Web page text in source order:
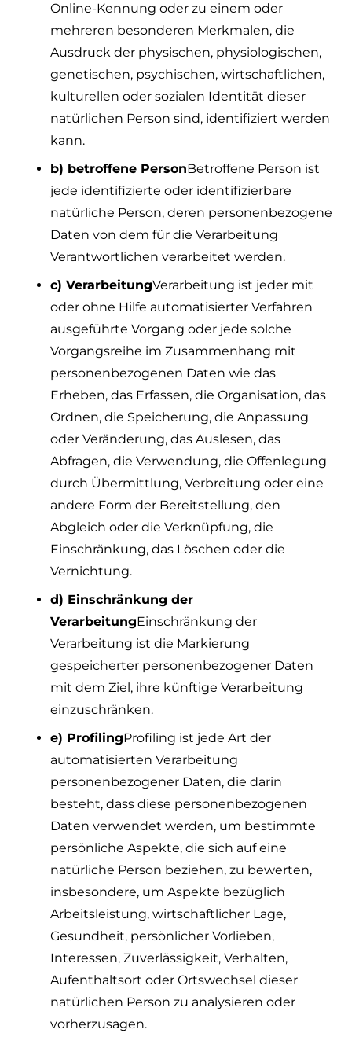
Online-Kennung oder zu einem oder
mehreren besonderen Merkmalen, die
Ausdruck der physischen, physiologischen,
genetischen, psychischen, wirtschaftlichen,
kulturellen oder sozialen Identität dieser
natürlichen Person sind, identifiziert werden
kann.
b) betroffene PersonBetroffene Person ist
jede identifizierte oder identifizierbare
natürliche Person, deren personenbezogene
Daten von dem für die Verarbeitung
Verantwortlichen verarbeitet werden.
c) VerarbeitungVerarbeitung ist jeder mit
oder ohne Hilfe automatisierter Verfahren
ausgeführte Vorgang oder jede solche
Vorgangsreihe im Zusammenhang mit
personenbezogenen Daten wie das
Erheben, das Erfassen, die Organisation, das
Ordnen, die Speicherung, die Anpassung
oder Veränderung, das Auslesen, das
Abfragen, die Verwendung, die Offenlegung
durch Übermittlung, Verbreitung oder eine
andere Form der Bereitstellung, den
Abgleich oder die Verknüpfung, die
Einschränkung, das Löschen oder die
Vernichtung.
d) Einschränkung der
VerarbeitungEinschränkung der
Verarbeitung ist die Markierung
gespeicherter personenbezogener Daten
mit dem Ziel, ihre künftige Verarbeitung
einzuschränken.
e) ProfilingProfiling ist jede Art der
automatisierten Verarbeitung
personenbezogener Daten, die darin
besteht, dass diese personenbezogenen
Daten verwendet werden, um bestimmte
persönliche Aspekte, die sich auf eine
natürliche Person beziehen, zu bewerten,
insbesondere, um Aspekte bezüglich
Arbeitsleistung, wirtschaftlicher Lage,
Gesundheit, persönlicher Vorlieben,
Interessen, Zuverlässigkeit, Verhalten,
Aufenthaltsort oder Ortswechsel dieser
natürlichen Person zu analysieren oder
vorherzusagen.